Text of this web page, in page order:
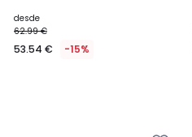
desde
62.99 €
53.54 € -15%